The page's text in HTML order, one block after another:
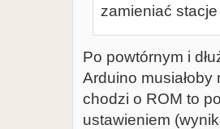
zamieniać
Po powtórnym i
Arduino
chodzi o ROM to
ustawieniem